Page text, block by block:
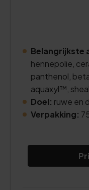
Belangrijkste
hennepolie,
panthenol,
aquaxyl™,
Doel: ruwe en
Verpakking: